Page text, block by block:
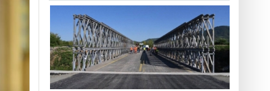
CREDINȚA”